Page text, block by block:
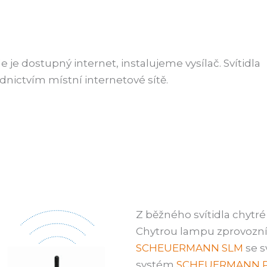
je dostupný internet, instalujeme vysílač. Svítidla
místní internetové sítě.
Z běžného svítidla
Chytrou lampu
SCHEUERMANN SLM se